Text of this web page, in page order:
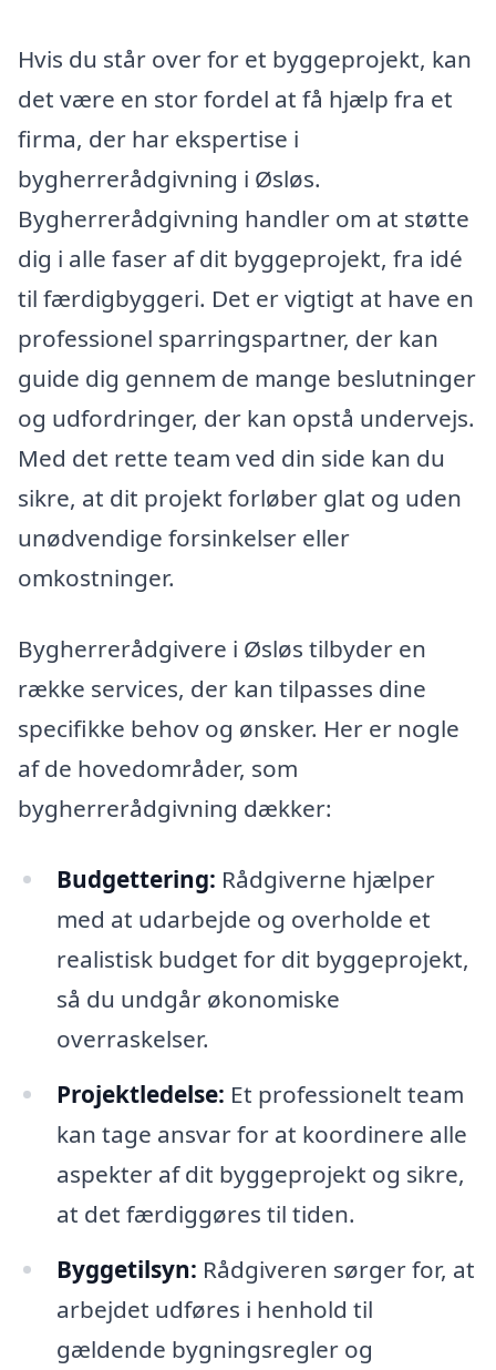
Hvis du står over for et byggeprojekt, kan
det være en stor fordel at få hjælp fra et
firma, der har ekspertise i
bygherrerådgivning i Øsløs.
Bygherrerådgivning handler om at støtte
dig i alle faser af dit byggeprojekt, fra idé
til færdigbyggeri. Det er vigtigt at have en
professionel sparringspartner, der kan
guide dig gennem de mange beslutninger
og udfordringer, der kan opstå undervejs.
Med det rette team ved din side kan du
sikre, at dit projekt forløber glat og uden
unødvendige forsinkelser eller
omkostninger.
Bygherrerådgivere i Øsløs tilbyder en
række services, der kan tilpasses dine
specifikke behov og ønsker. Her er nogle
af de hovedområder, som
bygherrerådgivning dækker:
Budgettering: Rådgiverne hjælper
med at udarbejde og overholde et
realistisk budget for dit byggeprojekt,
så du undgår økonomiske
overraskelser.
Projektledelse: Et professionelt team
kan tage ansvar for at koordinere alle
aspekter af dit byggeprojekt og sikre,
at det færdiggøres til tiden.
Byggetilsyn: Rådgiveren sørger for, at
arbejdet udføres i henhold til
gældende bygningsregler og